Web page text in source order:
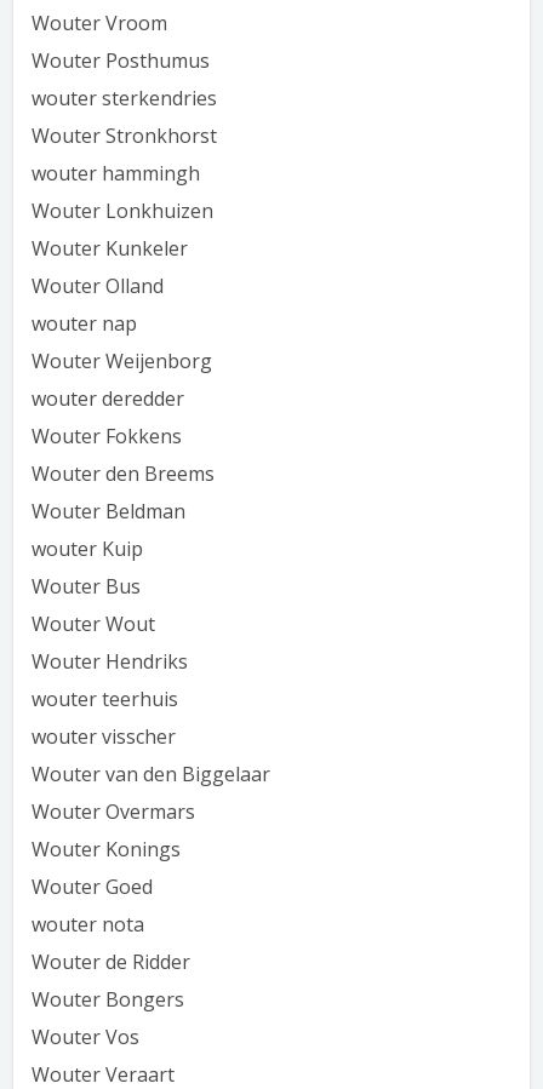
Wouter Vroom
Wouter Posthumus
wouter sterkendries
Wouter Stronkhorst
wouter hammingh
Wouter Lonkhuizen
Wouter Kunkeler
Wouter Olland
wouter nap
Wouter Weijenborg
wouter deredder
Wouter Fokkens
Wouter den Breems
Wouter Beldman
wouter Kuip
Wouter Bus
Wouter Wout
Wouter Hendriks
wouter teerhuis
wouter visscher
Wouter van den Biggelaar
Wouter Overmars
Wouter Konings
Wouter Goed
wouter nota
Wouter de Ridder
Wouter Bongers
Wouter Vos
Wouter Veraart